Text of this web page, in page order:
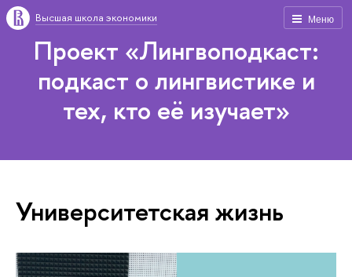
Меню
Высшая школа экономики
Проект «Лингвоподкаст:
подкаст о лингвистике и
тех, кто её изучает»
Университетская жизнь